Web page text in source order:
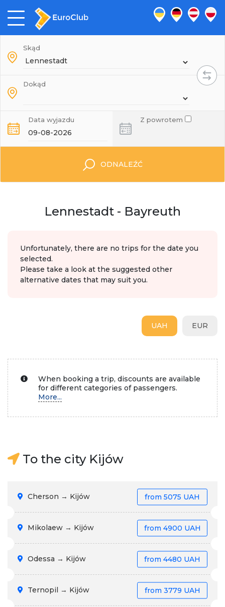
Skąd
Dokąd
Data wyjazdu Z powrotem
ODNALEŹĆ
Lennestadt - Bayreuth
Unfortunately, there are no trips for the date you
selected.
Please take a look at the suggested other
alternative dates that may suit you.
EUR
UAH
When booking a trip, discounts are available
for different categories of passengers.
More...
To the city Kijów
Cherson → Kijów from 5075 UAH
Mikolaew → Kijów from 4900 UAH
Odessa → Kijów from 4480 UAH
Ternopil → Kijów from 3779 UAH